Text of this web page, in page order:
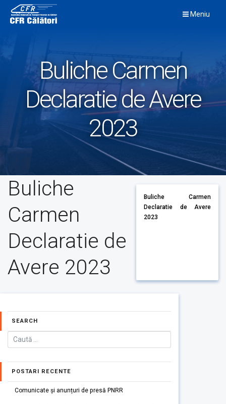
content
Meniu
Buliche Carmen
Declaratie de Avere
2023
Buliche
Carmen
Declaratie de
Avere 2023
Buliche Carmen
Declaratie de Avere
2023
SEARCH
POSTARI RECENTE
Comunicate și anunțuri de presă PNRR